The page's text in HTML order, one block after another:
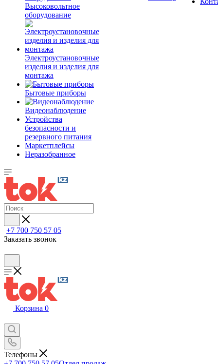
Высоковольтное
оборудование
Электроустановочные
изделия и изделия для
монтажа
Бытовые приборы
Видеонаблюдение
Устройства
безопасности и
резервного питания
Маркетплейсы
Неразобранное
+7 700 750 57 05
Заказать звонок
Корзина 0
Телефоны